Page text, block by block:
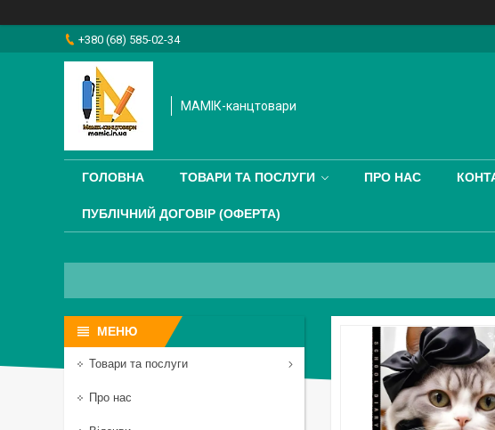
+380 (68) 585-02-34
МАМІК-канцтовари
ГОЛОВНА ТОВАРИ ТА ПОСЛУГИ ПРО НАС
ПУБЛІЧНИЙ ДОГОВІР (ОФЕРТА)
Товари та послуги
Про нас